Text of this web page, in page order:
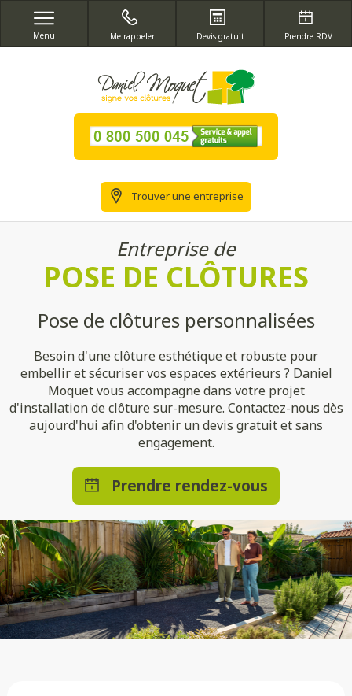
Menu Me rappeler Devis gratuit Prendre RDV
Trouver une entreprise
Entreprise de
POSE DE CLÔTURES
Pose de clôtures personnalisées
Besoin d'une clôture esthétique et robuste pour
embellir et sécuriser vos espaces extérieurs ? Daniel
Moquet vous accompagne dans votre projet
d'installation de clôture sur-mesure. Contactez-nous dès
aujourd'hui afin d'obtenir un devis gratuit et sans
engagement.
Prendre rendez-vous